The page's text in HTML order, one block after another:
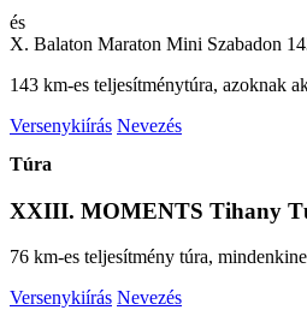
és
X. Balaton Maraton Mini Szabadon
143 km-es teljesítménytúra, azoknak
Versenykiírás Nevezés
Túra
XXIII. MOMENTS Tihany
76 km-es teljesítmény túra,
Versenykiírás Nevezés